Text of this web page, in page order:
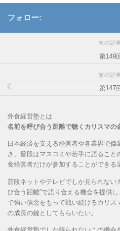
フォロー:
次の記事
第149
前の記事
第147
外食経営塾とは
名前を呼び合う距離で聴くカリスマの
日本経済を支える経営者や各業界で
き、普段はマスコミや若手に語るこ
食経営者だけが参加することができる
普段ネットやテレビでしか見られない
び合う距離”で語り合える機会を提供
で強い信念をもって戦い続けるカリス
の成長の鍵としてもらいたい。